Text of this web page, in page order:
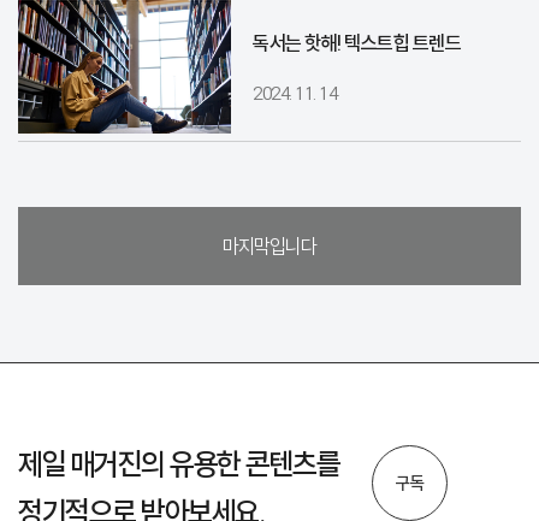
독서는 핫해! 텍스트힙 트렌드
2024. 11. 14
마지막입니다
제일 매거진의 유용한 콘텐츠를
정기적으로 받아보세요.
구독